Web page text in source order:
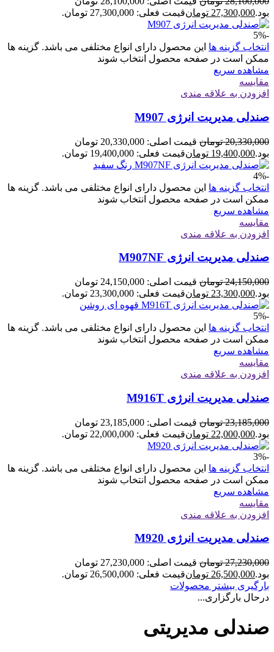
بود.27,300,000 تومانقیمت فعلی: 27,300,000 تومان.
-5%
انتخاب گزینه ها این محصول دارای انواع مختلفی می باشد. گزینه ها
ممکن است در صفحه محصول انتخاب شوند
مشاهده سریع
مقایسه
افزودن به علاقه مندی
صندلی مدیریت انرژی M907
20,330,000 تومان
قیمت اصلی: 20,330,000 تومان
بود.19,400,000 تومانقیمت فعلی: 19,400,000 تومان.
-4%
انتخاب گزینه ها این محصول دارای انواع مختلفی می باشد. گزینه ها
ممکن است در صفحه محصول انتخاب شوند
مشاهده سریع
مقایسه
افزودن به علاقه مندی
صندلی مدیریت انرژی M907NF
24,150,000 تومان
قیمت اصلی: 24,150,000 تومان
بود.23,300,000 تومانقیمت فعلی: 23,300,000 تومان.
-5%
انتخاب گزینه ها این محصول دارای انواع مختلفی می باشد. گزینه ها
ممکن است در صفحه محصول انتخاب شوند
مشاهده سریع
مقایسه
افزودن به علاقه مندی
صندلی مدیریت انرژی M916T
23,185,000 تومان
قیمت اصلی: 23,185,000 تومان
بود.22,000,000 تومانقیمت فعلی: 22,000,000 تومان.
-3%
انتخاب گزینه ها این محصول دارای انواع مختلفی می باشد. گزینه ها
ممکن است در صفحه محصول انتخاب شوند
مشاهده سریع
مقایسه
افزودن به علاقه مندی
صندلی مدیریت انرژی M920
27,230,000 تومان
قیمت اصلی: 27,230,000 تومان
بود.26,500,000 تومانقیمت فعلی: 26,500,000 تومان.
بارگیری بیشتر محصولات
درحال بارگزاری...
صندلی مدیریتی